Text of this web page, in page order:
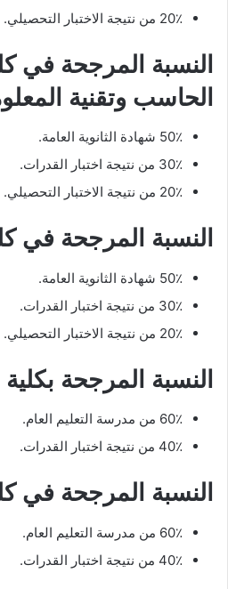
20٪ من نتيجة الاختبار التحصيلي.
النسبة المرجحة في
الحاسب وتقنية
50٪ شهادة الثانوية العامة.
30٪ من نتيجة اختبار القدرات.
20٪ من نتيجة الاختبار التحصيلي.
النسبة المرجحة في
50٪ شهادة الثانوية العامة.
30٪ من نتيجة اختبار القدرات.
20٪ من نتيجة الاختبار التحصيلي.
النسبة المرجحة بكلية
60٪ من مدرسة التعليم العام.
40٪ من نتيجة اختبار القدرات.
النسبة المرجحة في
60٪ من مدرسة التعليم العام.
40٪ من نتيجة اختبار القدرات.